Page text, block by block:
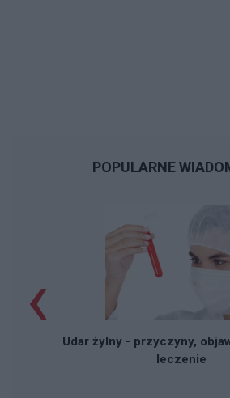
POPULARNE
Udar żylny - przyczyny,
leczenie
‹